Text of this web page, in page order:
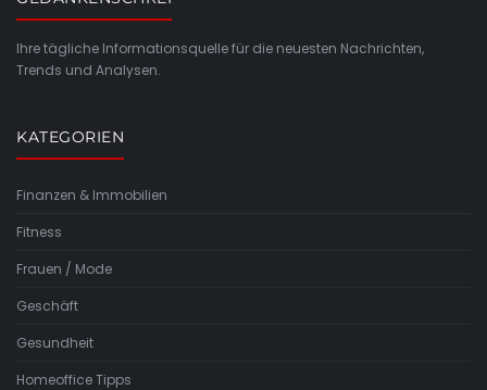
Ihre tägliche Informationsquelle für die neuesten Nachrichten,
Trends und Analysen.
KATEGORIEN
Finanzen & Immobilien
Fitness
Frauen / Mode
Geschäft
Gesundheit
Homeoffice Tipps